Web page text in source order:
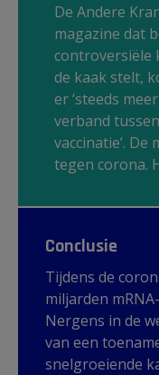
De Andere
magazine dat
controversiële
de kaak stelt,
er ‘steeds
verband
vaccinatie’. De
tegen corona.
Conclusie
Tijdens de
miljarden
Nergens in de
van een
snelgroeiende